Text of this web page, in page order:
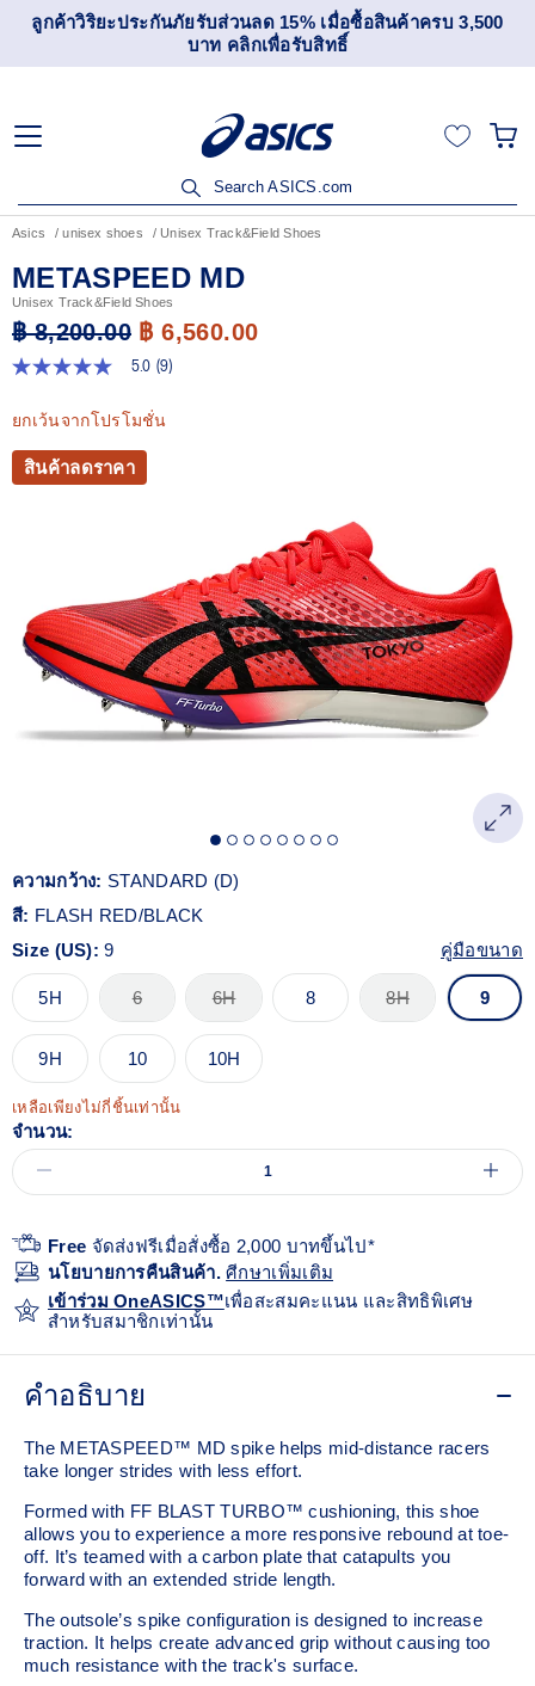
ลูกค้าวิริยะประกันภัยรับส่วนลด 15% เมื่อซื้อสินค้าครบ 3,500
บาท คลิกเพื่อรับสิทธิ์
Search ASICS.com
Asics unisex shoes Unisex Track&Field Shoes
METASPEED MD
Unisex Track&Field Shoes
฿ 8,200.00 ฿ 6,560.00
5.0
5
ดาว
ค่า
คะแนน
เฉลี่ย
เดียวกัน
5.0 (9)
ยกเว้นจากโปรโมชั่น
สินค้าลดราคา
ความกว้าง: STANDARD (D)
สี: FLASH RED/BLACK
Size (US):9 คู่มือขนาด
5H 6 6H 8 8H 9
9H 10 10H
เหลือเพียงไม่กี่ชิ้นเท่านั้น
จำนวน:
Free จัดส่งฟรีเมื่อสั่งซื้อ 2,000 บาทขึ้นไป*
นโยบายการคืนสินค้า.ศีกษาเพิ่มเติม
เข้าร่วม OneASICS™เพื่อสะสมคะแนน และสิทธิพิเศษ
สำหรับสมาชิกเท่านั้น
คำอธิบาย
The METASPEED™ MD spike helps mid-distance racers
take longer strides with less effort. ​
Formed with FF BLAST TURBO™ cushioning, this shoe
allows you to experience a more responsive rebound at toe-
off. It’s teamed with a carbon plate that catapults you
forward with an extended stride length. ​
The outsole’s spike configuration is designed to increase
traction. It helps create advanced grip without causing too
much resistance with the track's surface.